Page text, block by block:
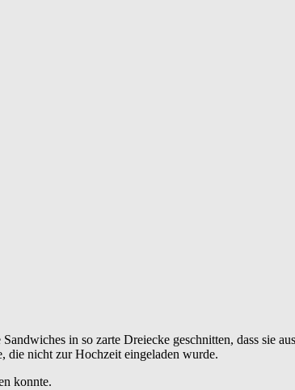
in so zarte Dreiecke geschnitten, dass sie
die nicht zur Hochzeit eingeladen wurde.
konnte.